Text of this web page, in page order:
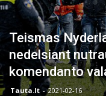
Teismas
nedelsiant
komendanto
Tauta.lt - 2021-02-16